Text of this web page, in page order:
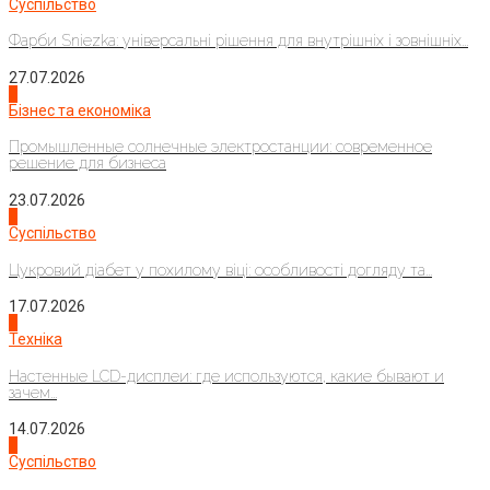
Суспільство
Фарби Sniezka: універсальні рішення для внутрішніх і зовнішніх...
27.07.2026
Бізнес та економіка
Промышленные солнечные электростанции: современное
решение для бизнеса
23.07.2026
Суспільство
Цукровий діабет у похилому віці: особливості догляду та...
17.07.2026
Техніка
Настенные LCD-дисплеи: где используются, какие бывают и
зачем...
14.07.2026
Суспільство